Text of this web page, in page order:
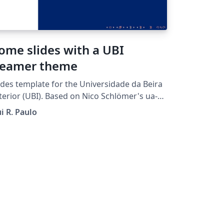
slides with a UBI
theme
template for the Universidade da Beira
(UBI). Based on Nico Schlömer's ua-
R. Paulo